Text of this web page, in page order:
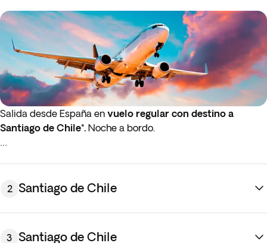
Salida desde España en vuelo regular con destino a
Santiago de Chile*. Noche a bordo.
seleccionado (antes de las 00:00 h).
2 Santiago de Chile
3 Santiago de Chile